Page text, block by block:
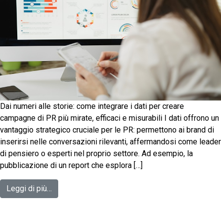
Dai numeri alle storie: come integrare i dati per creare
campagne di PR più mirate, efficaci e misurabili I dati offrono un
vantaggio strategico cruciale per le PR: permettono ai brand di
inserirsi nelle conversazioni rilevanti, affermandosi come leader
di pensiero o esperti nel proprio settore. Ad esempio, la
pubblicazione di un report che esplora […]
Leggi di più…